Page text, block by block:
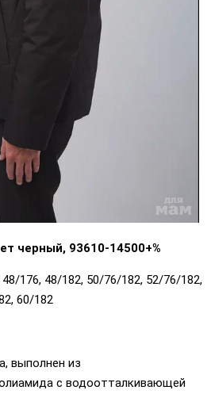
черный, 93610-14500+%
176, 48/182, 50/76/182, 52/76/182,
60/182
выполнен из
с водоотталкивающей